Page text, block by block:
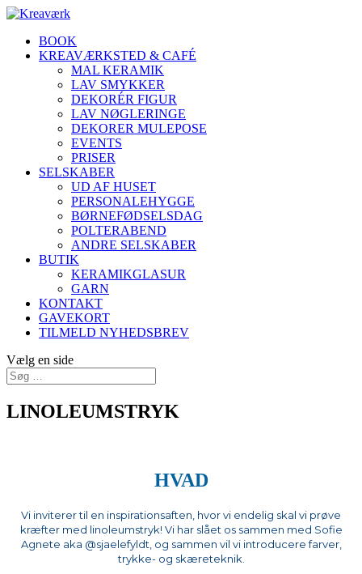
BOOK
KREAVÆRKSTED & CAFÉ
MAL KERAMIK
LAV SMYKKER
DEKORÉR FIGUR
LAV NØGLERINGE
DEKORER MULEPOSE
EVENTS
PRISER
SELSKABER
UD AF HUSET
PERSONALEHYGGE
BØRNEFØDSELSDAG
POLTERABEND
ANDRE SELSKABER
BUTIK
KERAMIKGLASUR
GARN
KONTAKT
GAVEKORT
TILMELD NYHEDSBREV
Vælg en side
LINOLEUMSTRYK
HVAD
Vi inviterer til en inspirationsaften, hvor vi endelig skal vi prøve
kræfter med linoleumstryk! Vi har slået os sammen med Sofie
Agnete aka @sjaelefyldt, og sammen vil vi introducere farver,
trykke- og skæreteknik.